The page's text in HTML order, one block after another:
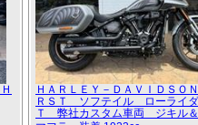
ＨＡＲＬＥＹ－ＤＡＶＩＤＳＯ
ＲＳＴ ソフテイル ローライ
Ｔ 弊社カスタム車両 ジキル